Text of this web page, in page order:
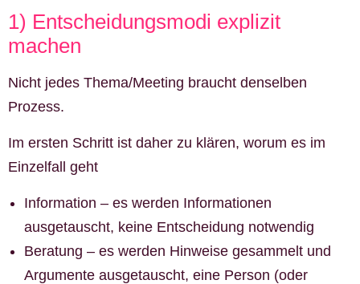
1) Entscheidungsmodi explizit
machen
Nicht jedes Thema/Meeting braucht denselben
Prozess.
Im ersten Schritt ist daher zu klären, worum es im
Einzelfall geht
Information – es werden Informationen
ausgetauscht, keine Entscheidung notwendig
Beratung – es werden Hinweise gesammelt und
Argumente ausgetauscht, eine Person (oder